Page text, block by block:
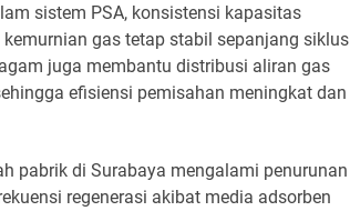
sistem PSA, konsistensi kapasitas
gas tetap stabil sepanjang siklus
juga membantu distribusi aliran gas
efisiensi pemisahan meningkat dan
pabrik di Surabaya mengalami penurunan
regenerasi akibat media adsorben